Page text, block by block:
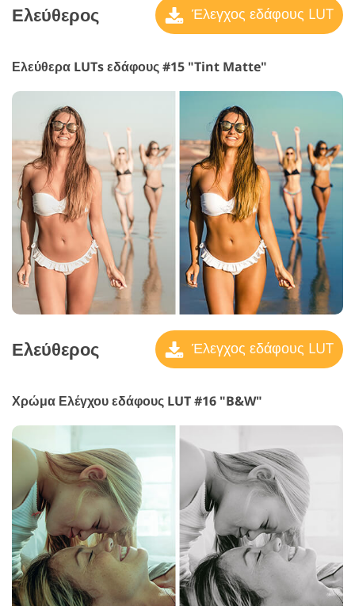
Ελεύθερος Έλεγχος εδάφους LUT
Ελεύθερα LUTs εδάφους #15 "Tint Matte"
Ελεύθερος Έλεγχος εδάφους LUT
Χρώμα Ελέγχου εδάφους LUT #16 "B&W"